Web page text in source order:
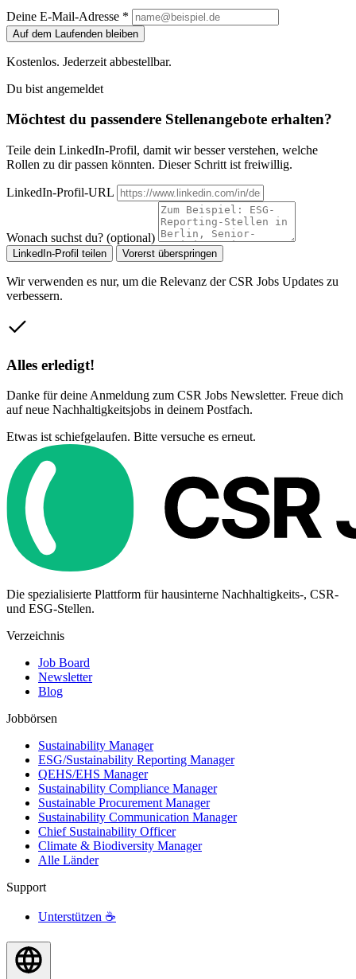
Deine E-Mail-Adresse *
Auf dem Laufenden bleiben
Kostenlos. Jederzeit abbestellbar.
Du bist angemeldet
Möchtest du passendere Stellenangebote erhalten?
Teile dein LinkedIn-Profil, damit wir besser verstehen, welche
Rollen zu dir passen könnten. Dieser Schritt ist freiwillig.
LinkedIn-Profil-URL
Wonach suchst du? (optional)
LinkedIn-Profil teilen Vorerst überspringen
Wir verwenden es nur, um die Relevanz der CSR Jobs Updates zu
verbessern.
Alles erledigt!
Danke für deine Anmeldung zum CSR Jobs Newsletter. Freue dich
auf neue Nachhaltigkeitsjobs in deinem Postfach.
Etwas ist schiefgelaufen. Bitte versuche es erneut.
Die spezialisierte Plattform für hausinterne Nachhaltigkeits-, CSR-
und ESG-Stellen.
Verzeichnis
Job Board
Newsletter
Blog
Jobbörsen
Sustainability Manager
ESG/Sustainability Reporting Manager
QEHS/EHS Manager
Sustainability Compliance Manager
Sustainable Procurement Manager
Sustainability Communication Manager
Chief Sustainability Officer
Climate & Biodiversity Manager
Alle Länder
Support
Unterstützen ☕